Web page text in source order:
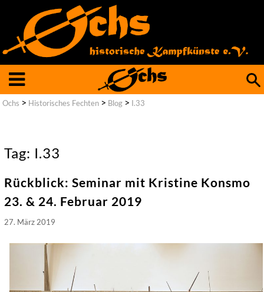
nach:
Ochs > Historisches Fechten > Blog > I.33
Tag: I.33
Rückblick: Seminar mit Kristine Konsmo
23. & 24. Februar 2019
27. März 2019